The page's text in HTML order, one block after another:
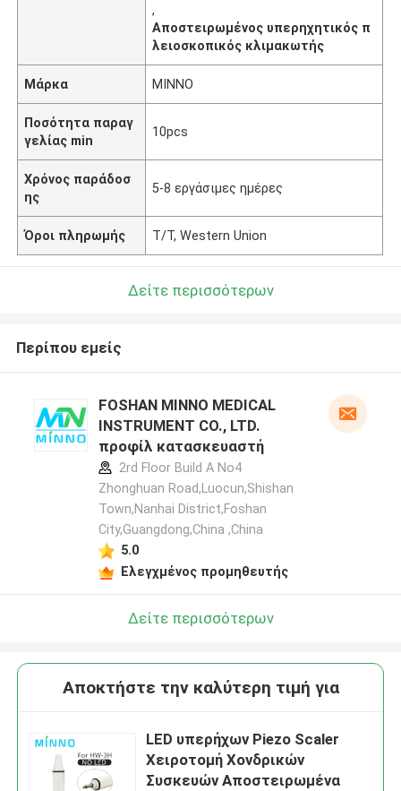
,
Αποστειρωμένος υπερηχητικός π
λειοσκοπικός κλιμακωτής
Μάρκα MINNO
Ποσότητα παραγ
γελίας min
10pcs
Χρόνος παράδοσ
ης
5-8 εργάσιμες ημέρες
Όροι πληρωμής T/T, Western Union
Δείτε περισσότερων
Περίπου εμείς
FOSHAN MINNO MEDICAL
INSTRUMENT CO., LTD.
προφίλ κατασκευαστή
2rd Floor Build A No4
Zhonghuan Road,Luocun,Shishan
Town,Nanhai District,Foshan
City,Guangdong,China ,China
5.0
Ελεγχμένος προμηθευτής
Δείτε περισσότερων
Αποκτήστε την καλύτερη τιμή για
LED υπερήχων Piezo Scaler
Χειροτομή Χονδρικών
Συσκευών Αποστειρωμένα